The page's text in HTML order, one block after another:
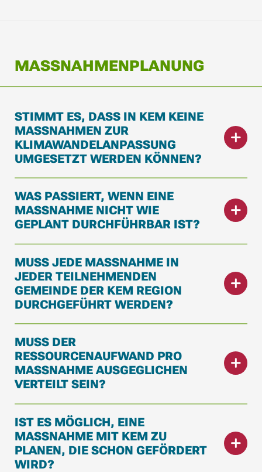
MASSNAHMENPLANUNG
STIMMT ES, DASS IN KEM KEINE
MASSNAHMEN ZUR K
LIMAWANDELANPASSUNG U
MGESETZT WERDEN KÖNNEN?
WAS PASSIERT, WENN EINE
MASSNAHME NICHT WIE G
EPLANT DURCHFÜHRBAR IST?
MUSS JEDE MASSNAHME IN J
EDER TEILNEHMENDEN G
EMEINDE DER KEM REGION D
URCHGEFÜHRT WERDEN?
MUSS DER
RESSOURCENAUFWAND PRO
MASSNAHME AUSGEGLICHEN V
ERTEILT SEIN?
IST ES MÖGLICH, EINE
MASSNAHME MIT KEM ZU P
LANEN, DIE SCHON GEFÖRDERT W
IRD?